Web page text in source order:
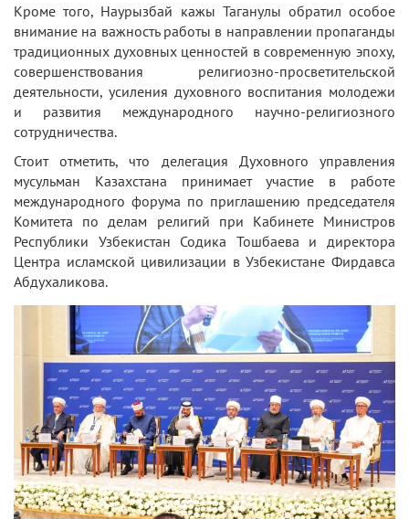
Кроме того, Наурызбай кажы Таганулы обратил особое
внимание на важность работы в направлении пропаганды
традиционных духовных ценностей в современную эпоху,
совершенствования религиозно-просветительской
деятельности, усиления духовного воспитания молодежи
и развития международного научно-религиозного
сотрудничества.
Стоит отметить, что делегация Духовного управления
мусульман Казахстана принимает участие в работе
международного форума по приглашению председателя
Комитета по делам религий при Кабинете Министров
Республики Узбекистан Содика Тошбаева и директора
Центра исламской цивилизации в Узбекистане Фирдавса
Абдухаликова.